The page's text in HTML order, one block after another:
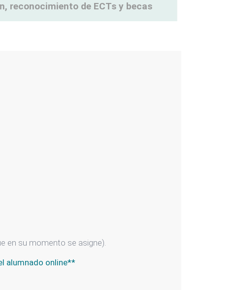
reconocimiento de ECTs y becas
en su momento se asigne).
alumnado online**